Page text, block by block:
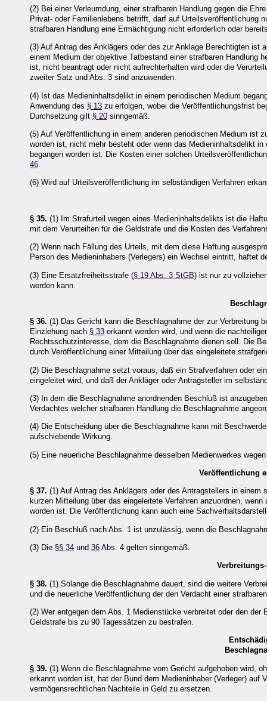
(2) Bei einer Verleumdung, einer strafbaren Handlung gegen die
Privat- oder Familienlebens betrifft, darf auf Urteilsveröffentlichung
strafbaren Handlung eine Ermächtigung nicht erforderlich oder
(3) Auf Antrag des Anklägers oder des zur Anklage Berechtigten ist
einem Medium der objektive Tatbestand einer strafbaren Handlung
ist, nicht beantragt oder nicht aufrechterhalten wird oder die
zweiter Satz und Abs. 3 sind anzuwenden.
(4) Ist das Medieninhaltsdelikt in einem periodischen Medium
Anwendung des § 13 zu erfolgen, wobei die Veröffentlichungsfrist
Durchsetzung gilt § 20 sinngemäß.
(5) Auf Veröffentlichung in einem anderen periodischen Medium ist
worden ist, nicht mehr besteht oder wenn das Medieninhaltsdelikt
begangen worden ist. Die Kosten einer solchen
46
(6) Wird auf Urteilsveröffentlichung im selbständigen Verfahren
§ 35. (1) Im Strafurteil wegen eines Medieninhaltsdelikts ist die
mit dem Verurteilten für die Geldstrafe und die Kosten des
(2) Wenn nach Fällung des Urteils, mit dem diese Haftung
Person des Medieninhabers (Verlegers) ein Wechsel eintritt, haftet
(3) Eine Ersatzfreiheitsstrafe (§ 19 Abs. 3 StGB) ist nur zu
werden kann.
§ 36. (1) Das Gericht kann die Beschlagnahme der zur Verbreitung
Einziehung nach § 33 erkannt werden wird, und wenn die
Rechtsschutzinteresse, dem die Beschlagnahme dienen soll. Die
durch Veröffentlichung einer Mitteilung über das eingeleitete
(2) Die Beschlagnahme setzt voraus, daß ein Strafverfahren oder
eingeleitet wird, und daß der Ankläger oder Antragsteller im
(3) In dem die Beschlagnahme anordnenden Beschluß ist
Verdachtes welcher strafbaren Handlung die Beschlagnahme
(4) Die Entscheidung über die Beschlagnahme kann mit
aufschiebende Wirkung.
(5) Eine neuerliche Beschlagnahme desselben Medienwerkes
Veröffentlichung
§ 37. (1) Auf Antrag des Anklägers oder des Antragstellers in
kurzen Mitteilung über das eingeleitete Verfahren anzuordnen,
worden ist. Die Veröffentlichung kann auch eine
(2) Ein Beschluß nach Abs. 1 ist unzulässig, wenn die
(3) Die §§ 34 und 36 Abs. 4 gelten sinngemäß.
§ 38. (1) Solange die Beschlagnahme dauert, sind die weitere
und die neuerliche Veröffentlichung der den Verdacht einer
(2) Wer entgegen dem Abs. 1 Medienstücke verbreitet oder den
Geldstrafe bis zu 90 Tagessätzen zu bestrafen.
§ 39. (1) Wenn die Beschlagnahme vom Gericht aufgehoben wird,
erkannt worden ist, hat der Bund dem Medieninhaber (Verleger)
vermögensrechtlichen Nachteile in Geld zu ersetzen.